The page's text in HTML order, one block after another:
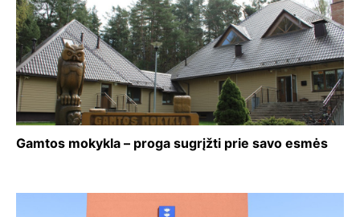
Gamtos mokykla – proga sugrįžti prie savo esmės